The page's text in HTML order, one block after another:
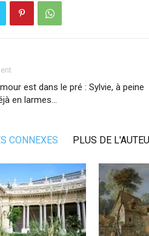
est dans le pré : Sylvie, à peine
en larmes…
CONNEXES PLUS DE